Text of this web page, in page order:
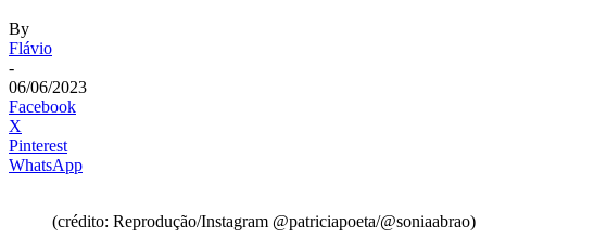
By
Flávio
-
06/06/2023
Facebook
X
Pinterest
WhatsApp
(crédito: Reprodução/Instagram @patriciapoeta/@soniaabrao)